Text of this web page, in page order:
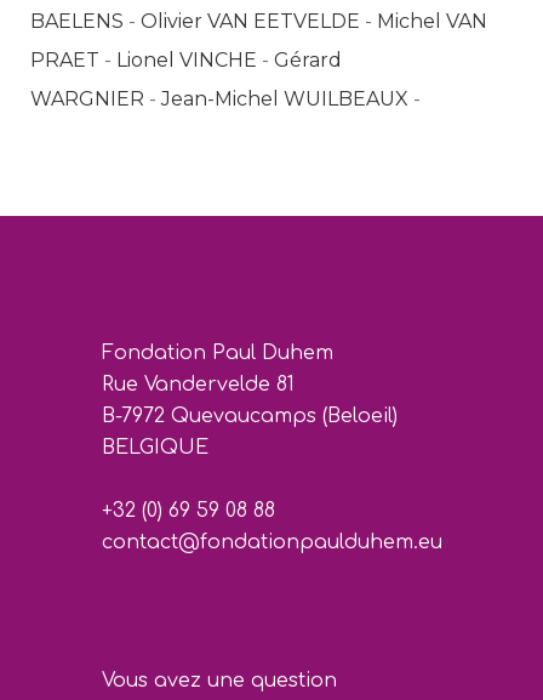
BAELENS - Olivier VAN EETVELDE - Michel VAN
PRAET - Lionel VINCHE - Gérard
WARGNIER -Jean-Michel WUILBEAUX -
Fondation Paul Duhem
Rue Vandervelde 81
B-7972 Quevaucamps (Beloeil)
BELGIQUE
+32 (0) 69 59 08 88
contact@fondationpaulduhem.eu
Vous avez une question